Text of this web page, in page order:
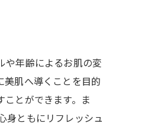
や年齢によるお肌の変
美肌へ導くことを目的
とができます。ま
身ともにリフレッシュ